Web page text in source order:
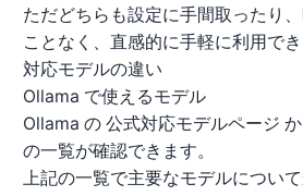
ただどちらも設定に手間取ったり
ことなく、直感的に手軽に利用でき
対応モデルの違い
Ollama で使えるモデル
Ollama の 公式対応モデルページ
の一覧が確認できます。
上記の一覧で主要なモデルについ